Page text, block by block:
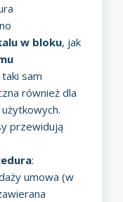
w bloku, jak
sam
również dla
przewidują
:
umowa (w